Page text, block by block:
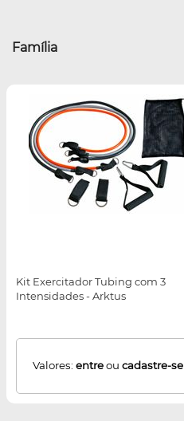
Família
Kit Exercitador Tubing com 3
Intensidades - Arktus
Valores: entreou cadastre-se